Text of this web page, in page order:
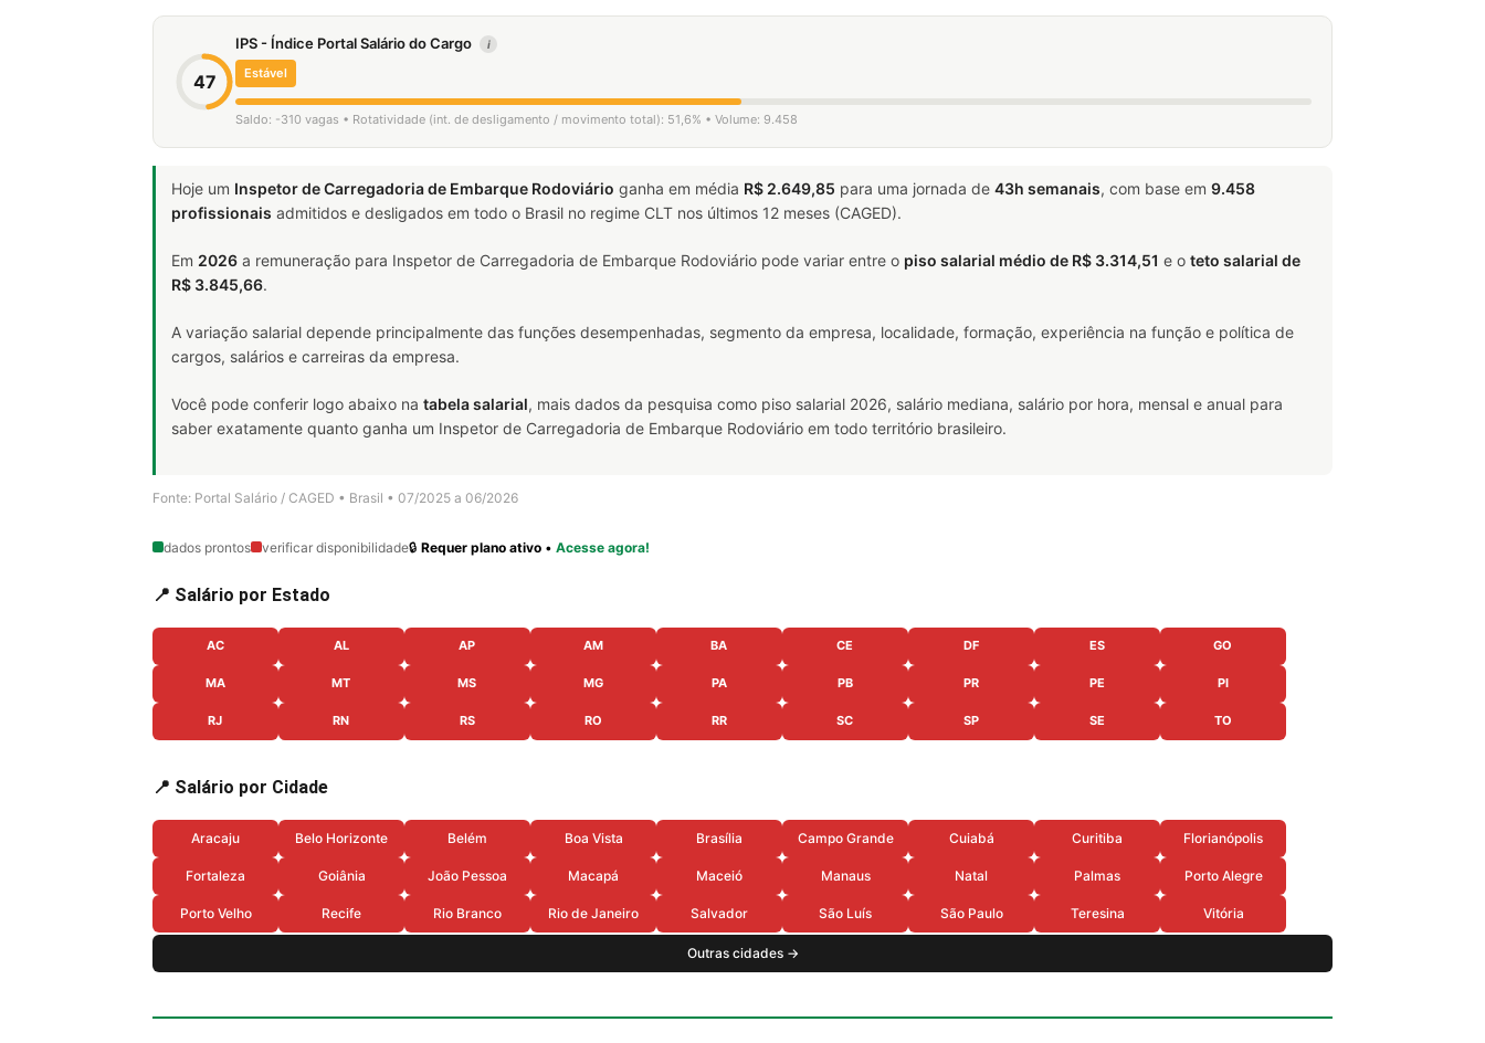
47
IPS - Índice Portal Salário do Cargo i
Estável
Saldo: -310 vagas • Rotatividade (int. de desligamento / movimento total): 51,6% • Volume: 9.458
Hoje um Inspetor de Carregadoria de Embarque Rodoviário ganha em média R$ 2.649,85 para uma jornada de 43h semanais, com base em 9.458
profissionais admitidos e desligados em todo o Brasil no regime CLT nos últimos 12 meses (CAGED).
Em 2026 a remuneração para Inspetor de Carregadoria de Embarque Rodoviário pode variar entre o piso salarial médio de R$ 3.314,51 e o teto salarial de
R$ 3.845,66.
A variação salarial depende principalmente das funções desempenhadas, segmento da empresa, localidade, formação, experiência na função e política de
cargos, salários e carreiras da empresa.
Você pode conferir logo abaixo na tabela salarial, mais dados da pesquisa como piso salarial 2026, salário mediana, salário por hora, mensal e anual para
saber exatamente quanto ganha um Inspetor de Carregadoria de Embarque Rodoviário em todo território brasileiro.
Fonte: Portal Salário / CAGED • Brasil • 07/2025 a 06/2026
dados prontos verificar disponibilidade🔒 Requer plano ativo • Acesse agora!
📍 Salário por Estado
AC AL AP AM BA CE DF ES GO
MA MT MS MG PA PB PR PE PI
RJ RN RS RO RR SC SP SE TO
📍 Salário por Cidade
Aracaju Belo Horizonte Belém Boa Vista Brasília Campo Grande Cuiabá Curitiba Florianópolis
Fortaleza Goiânia João Pessoa Macapá Maceió Manaus Natal Palmas Porto Alegre
Porto Velho Recife Rio Branco Rio de Janeiro Salvador São Luís São Paulo Teresina Vitória
Outras cidades →